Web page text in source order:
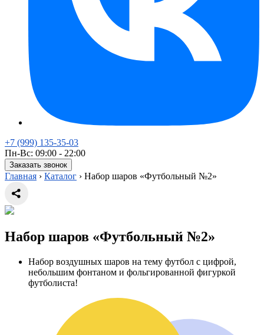
+7 (999) 135-35-03
Пн-Вс: 09:00 - 22:00
Заказать звонок
Главная › Каталог › Набор шаров «Футбольный №2»
Набор шаров «Футбольный №2»
Набор воздушных шаров на тему футбол с цифрой,
небольшим фонтаном и фольгированной фигуркой
футболиста!